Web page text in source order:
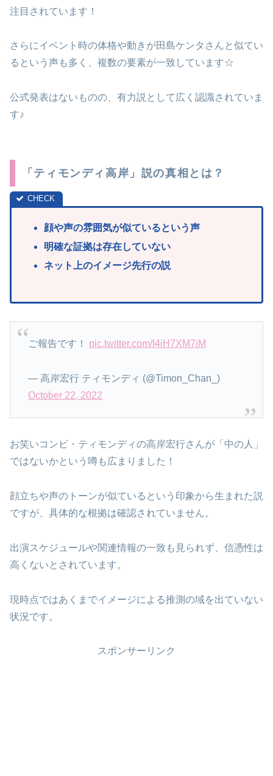
注目されています！
さらにイベント時の体格や動きが田島ケンタさんと似てい
るという声も多く、複数の要素が一致しています☆
公式発表はないものの、有力説として広く認識されていま
す♪
「ティモンディ高岸」説の真相とは？
顔や声の雰囲気が似ているという声
明確な証拠は存在していない
ネット上のイメージ先行の説
ご報告です！ pic.twitter.com/I4iH7XM7iM
— 高岸宏行 ティモンディ (@Timon_Chan_)
October 22, 2022
お笑いコンビ・ティモンディの高岸宏行さんが「中の人」
ではないかという噂も広まりました！
顔立ちや声のトーンが似ているという印象から生まれた説
ですが、具体的な根拠は確認されていません。
出演スケジュールや関連情報の一致も見られず、信憑性は
高くないとされています。
現時点ではあくまでイメージによる推測の域を出ていない
状況です。
スポンサーリンク